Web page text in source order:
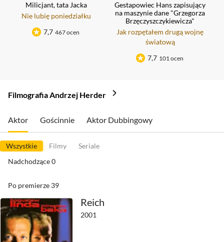
Milicjant, tata Jacka
Nie lubię poniedziałku
7,7 467 ocen
Gestapowiec Hans zapisujący
na maszynie dane "Grzegorza
Brzęczyszczykiewicza"
Jak rozpętałem drugą wojnę
światową
7,7 101 ocen
Filmografia Andrzej Herder
Aktor Gościnnie Aktor Dubbingowy
Wszystkie Filmy
Seriale
Nadchodzące0
Po premierze 39
Reich
2001